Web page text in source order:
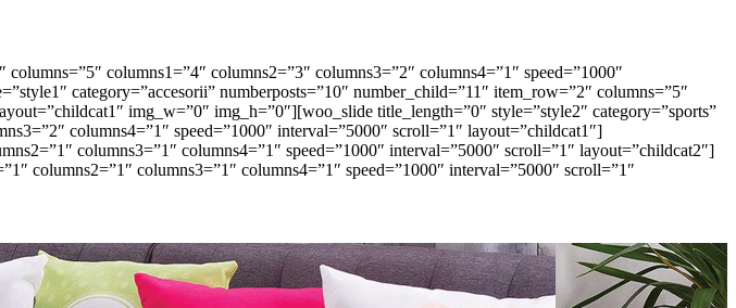
columns1=”4″ columns2=”3″ columns3=”2″ columns4=”1″ speed=”1000″
category=”accesorii” numberposts=”10″ number_child=”11″ item_row=”2″ columns=”5″
img_w=”0″ img_h=”0″][woo_slide title_length=”0″ style=”style2″ category=”sports”
columns4=”1″ speed=”1000″ interval=”5000″ scroll=”1″ layout=”childcat1″]
columns3=”1″ columns4=”1″ speed=”1000″ interval=”5000″ scroll=”1″ layout=”childcat2″]
columns2=”1″ columns3=”1″ columns4=”1″ speed=”1000″ interval=”5000″ scroll=”1″